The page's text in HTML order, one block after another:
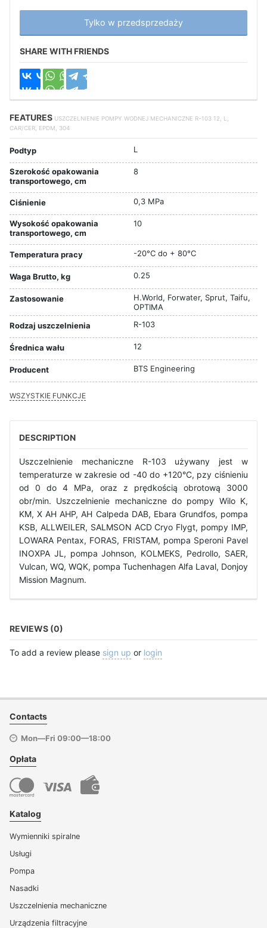
Tylko w przedsprzedaży
SHARE WITH FRIENDS
FEATURES USZCZELNIENIE POMPY WODNEJ MECHANICZNE R-103 12, L,
CAR/CER, EPDM, 304
Podtyp L
Szerokość opakowania
transportowego, cm
8
Ciśnienie 0,3 MPa
Wysokość opakowania
transportowego, cm
10
Temperatura pracy -20°C do + 80°C
Waga Brutto, kg 0.25
Zastosowanie
H.World, Forwater, Sprut, Taifu,
OPTIMA
Rodzaj uszczelnienia
R-103
Średnica wału 12
Producent BTS Engineering
WSZYSTKIE FUNKCJE
DESCRIPTION
Uszczelnienie mechaniczne R-103 używany jest w
temperaturze w zakresie od -40 do +120°C, pzy ciśnieniu
od 0 do 4 MPa, oraz z prędkością obrotową 3000
obr/min. Uszczelnienie mechaniczne do pompy Wilo K,
KM, X AH AHP, AH Calpeda DAB, Ebara Grundfos, pompa
KSB, ALLWEILER, SALMSON ACD Cryo Flygt, pompy IMP,
LOWARA Pentax, FORAS, FRISTAM, pompa Speroni Pavel
INOXPA JL, pompa Johnson, KOLMEKS, Pedrollo, SAER,
Vulcan, WQ, WQK, pompa Tuchenhagen Alfa Laval, Donjoy
Mission Magnum.
REVIEWS (0)
To add a review please sign up or login
Contacts
Mon—Fri 09:00—18:00
Opłata
Katalog
Wymienniki spiralne
Usługi
Pompa
Nasadki
Uszczelnienia mechaniczne
Urządzenia filtracyjne